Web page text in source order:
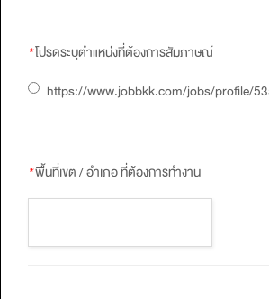
*โปรดระบุตำแหน่งที่ต้องการสัมภาษณ์
https://www.jobbkk.com/jobs/profile/
*พื้นที่เขต / อำเภอ ที่ต้องการทำงาน